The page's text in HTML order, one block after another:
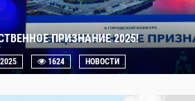
ПРИЗНАНИЕ 2025!
1624 НОВОСТИ